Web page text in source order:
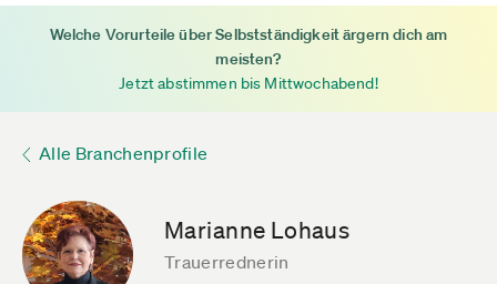
Welche Vorurteile über Selbstständigkeit ärgern dich am
meisten?
Jetzt abstimmen bis Mittwochabend!
Alle Branchenprofile
Marianne Lohaus
Trauerrednerin